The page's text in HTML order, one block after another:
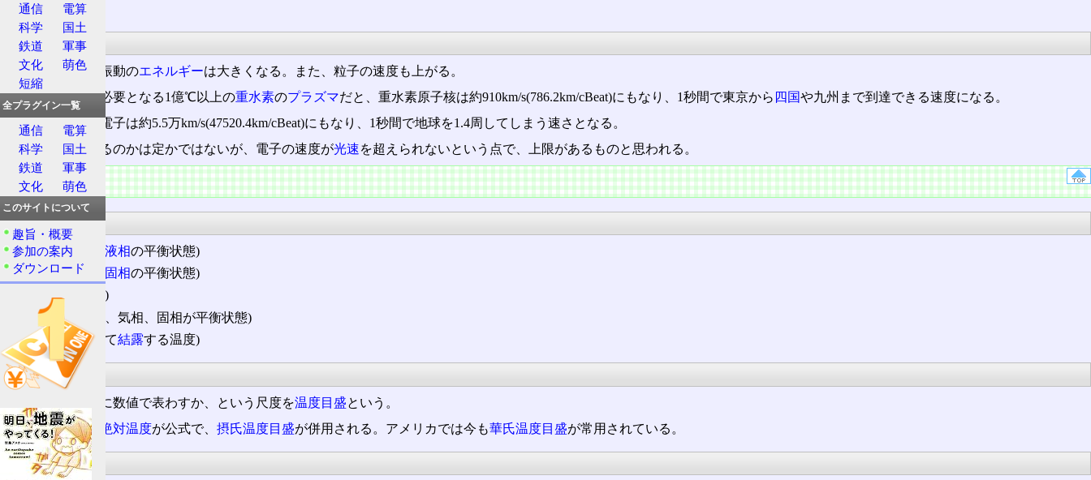
存在しない。
高温
温度が高いほど振動のエネルギーは大きくなる。また、粒子の速度も上がる。
例えば核融合に必要となる1億℃以上の重水素のプラズマだと、重水素原子核は約910km/s(786.2km/cBeat)にもなり、1秒間で東京から 四国や九州まで到達できる速度になる。
この温度では、電子は約5.5万km/s(47520.4km/cBeat)にもなり、1秒間で地球を1.4周してしまう速さとなる。
温度に上限があるのかは定かではないが、電子の速度が光速を超えられないという点で、上限があるものと思われる。
特徴
温度
沸点(気相 液相の平衡状態)
融点(液相と 固相の平衡状態)
凝固点
(同上)
三重点
(液相、気相、固相が平衡状態)
露点
(はじめて結露する温度)
温度目盛
温度をどのように数値で表わすか、という尺度を温度目盛という。
国際単位系では 絶対温度が公式で、摂氏温度目盛が併用される。アメリカでは今も華氏温度目盛が常用されている。
素粒子
通信
電算
科学
国土
鉄道
軍事
文化
萌色
短縮
全プラグイン一覧
通信
電算
科学
国土
鉄道
軍事
文化
萌色
このサイトについて
趣旨・概要
参加の案内
ダウンロード